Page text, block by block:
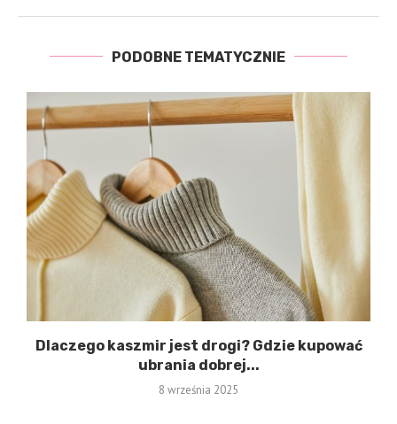
PODOBNE TEMATYCZNIE
Dlaczego kaszmir jest drogi? Gdzie kupować
ubrania dobrej...
8 września 2025